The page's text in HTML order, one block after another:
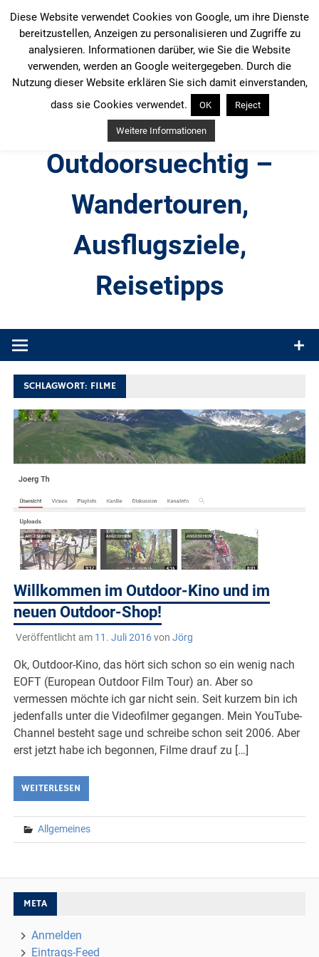
Inhalt
springen
Outdoorsuechtig –
Wandertouren,
Ausflugsziele,
Reisetipps
Produkttests und Buchrezensionen. Ein Blog für alle, die gern
SCHLAGWORT: FILME
Willkommen im Outdoor-Kino und im
neuen Outdoor-Shop!
Veröffentlicht am 11. Juli 2016von Jörg
Ok, Outdoor-Kino, das hört sich schon so ein wenig nach
EOFT (European Outdoor Film Tour) an. Aber so
vermessen möchte ich gar nicht sein. Seit kurzem bin ich
jedenfalls unter die Videofilmer gegangen. Mein YouTube-
Channel besteht sage und schreibe schon seit 2006. Aber
erst jetzt habe ich begonnen, Filme drauf zu […]
WEITERLESEN
Allgemeines
META
Anmelden
Eintrags-Feed
Diese Website verwendet Cookies von Google, um ihre Dienste
bereitzustellen, Anzeigen zu personalisieren und Zugriffe zu
analysieren. Informationen darüber, wie Sie die Website
verwenden, werden an Google weitergegeben. Durch die
Nutzung dieser Website erklären Sie sich damit einverstanden,
dass sie Cookies verwendet.
OK Reject
Weitere Informationen